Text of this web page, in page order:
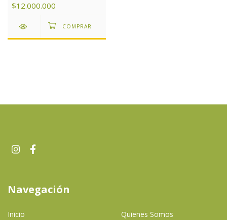
$12.000.000
Navegación
Inicio Quienes Somos